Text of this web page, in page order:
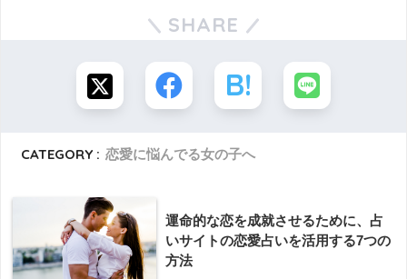
SHARE
CATEGORY : 恋愛に悩んでる女の子へ
運命的な恋を成就させるために、占
いサイトの恋愛占いを活用する7つの
方法